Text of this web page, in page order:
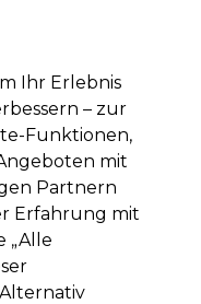
Anmelden
Saloneinrichtung
Ihr Erlebnis
– zur
Funktionen,
mit
Partnern
Erfahrung mit
„Alle